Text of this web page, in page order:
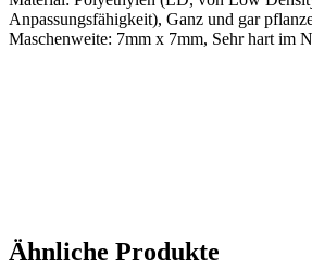
Anpassungsfähigkeit), Ganz und gar
Maschenweite: 7mm x 7mm, Sehr hart im
Ähnliche Produkte